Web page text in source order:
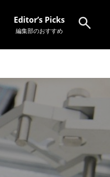
Editor’s Picks
編集部のおすすめ